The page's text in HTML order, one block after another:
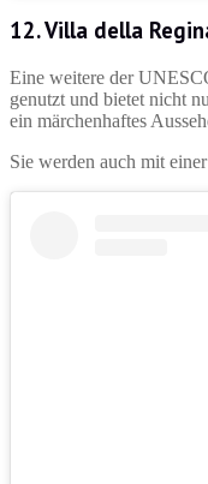
12. Villa della
Eine weitere der
genutzt und bietet nicht
ein märchenhaftes
Sie werden auch mit